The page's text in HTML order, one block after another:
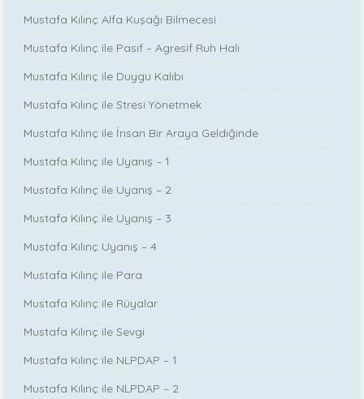
Mustafa Kılınç Alfa Kuşağı Bilmecesi
Mustafa Kılınç ile Pasif – Agresif Ruh Hali
Mustafa Kılınç ile Duygu Kalıbı
Mustafa Kılınç ile Stresi Yönetmek
Mustafa Kılınç ile İnsan Bir Araya Geldiğinde
Mustafa Kılınç ile Uyanış – 1
Mustafa Kılınç ile Uyanış – 2
Mustafa Kılınç ile Uyanış – 3
Mustafa Kılınç Uyanış – 4
Mustafa Kılınç ile Para
Mustafa Kılınç ile Rüyalar
Mustafa Kılınç ile Sevgi
Mustafa Kılınç ile NLPDAP – 1
Mustafa Kılınç ile NLPDAP – 2